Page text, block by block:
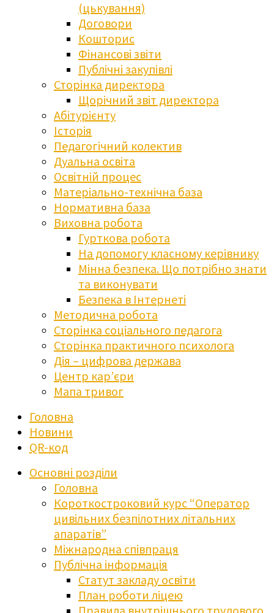
(цькування)
Договори
Кошторис
Фінансові звіти
Публічні закупівлі
Сторінка директора
Щорічний звіт директора
Абітурієнту
Історія
Педагогічний колектив
Дуальна освіта
Освітній процес
Матеріально-технічна база
Нормативна база
Виховна робота
Гурткова робота
На допомогу класному керівнику
Мінна безпека. Що потрібно знати
та виконувати
Безпека в Інтернеті
Методична робота
Сторінка соціального педагога
Сторінка практичного психолога
Дія – цифрова держава
Центр кар’єри
Мапа тривог
Головна
Новини
QR-код
Основні розділи
Головна
Короткостроковий курс “Оператор
цивільних безпілотних літальних
апаратів”
Міжнародна співпраця
Публічна інформація
Статут закладу освіти
План роботи ліцею